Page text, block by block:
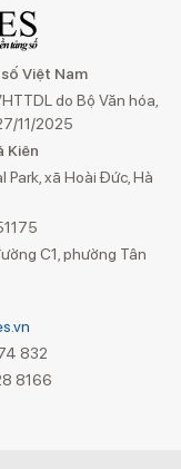
Việt Nam
do Bộ Văn hóa,
11/2025
Kiên
Park, xã Hoài Đức, Hà
C1, phường Tân
832
8166